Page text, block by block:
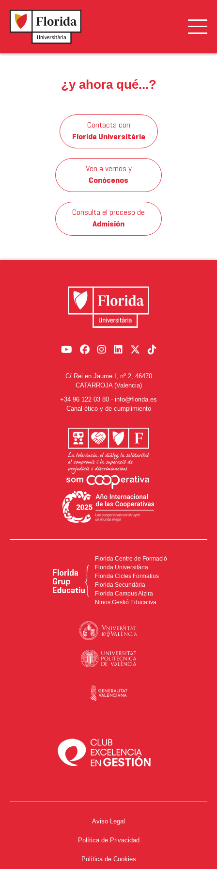
¿y ahora qué...?
Contacta con
Florida Universitària
Ven a vernos y
Conócenos
Consulta el proceso de
Admisión
C/ Rei en Jaume I, nº 2, 46470
CATARROJA (Valencia)
+34 96 122 03 80 - info@florida.es
Canal ético y de cumplimiento
Florida Centre de Formació
Florida Universitària
Florida Cicles Formatius
Florida Secundària
Florida Campus Alzira
Ninos Gestió Educativa
Aviso Legal
Política de Privacidad
Política de Cookies